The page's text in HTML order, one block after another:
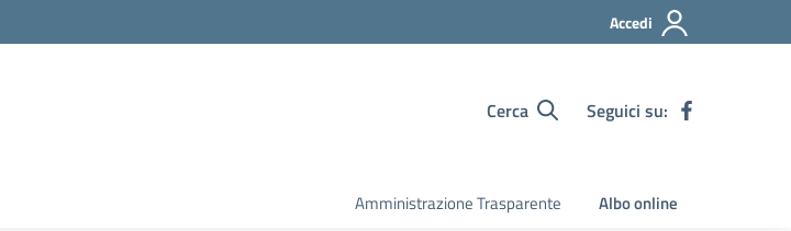
Accedi
Cerca Seguici su:
Amministrazione Trasparente Albo online